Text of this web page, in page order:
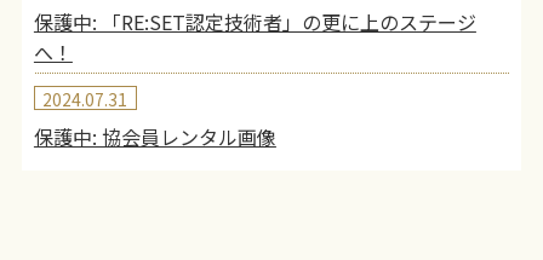
保護中: 「RE:SET認定技術者」の更に上のステージ
へ！
保護中: 協会員レンタル画像
2024.07.31